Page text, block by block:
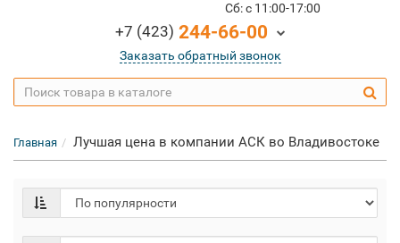
Cб: c 11:00-17:00
+7 (423) 244-66-00
Заказать обратный звонок
Главная Лучшая цена в компании АСК во Владивостоке